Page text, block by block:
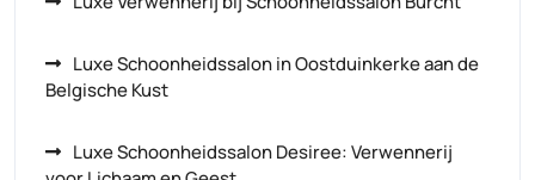
Luxe Schoonheidssalon in Oostduinkerke aan de
Belgische Kust
Luxe Schoonheidssalon Desiree: Verwennerij